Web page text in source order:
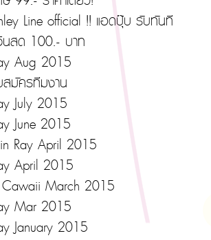
Line official !! แอดปุ๊บ รับทันที
นสด 100.- บาท
Aug 2015
สมัครทีมงาน
July 2015
June 2015
Ray April 2015
April 2015
March 2015
Mar 2015
January 2015